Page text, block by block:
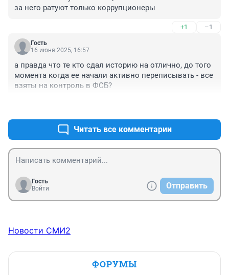
за него ратуют только коррупционеры
+1 –1
Гость
16 июня 2025, 16:57
а правда что те кто сдал историю на отлично, до того
момента когда ее начали активно переписывать - все
взяты на контроль в ФСБ?
Читать все комментарии
Гость
Войти
Отправить
Новости СМИ2
ФОРУМЫ